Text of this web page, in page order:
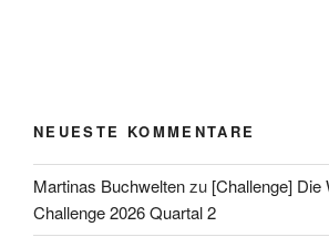
NEUESTE KOMMENTARE
Martinas Buchweltenzu [Challenge] Die
Challenge 2026 Quartal 2